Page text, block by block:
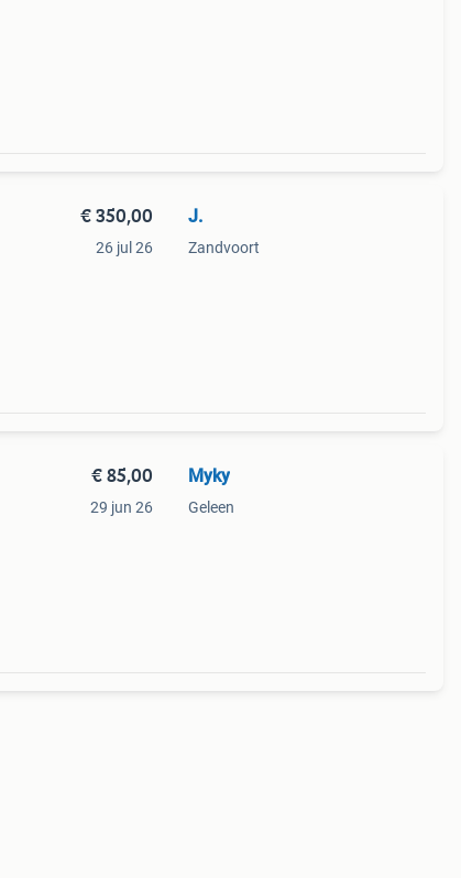
€ 350,00
26 jul 26
J.
Zandvoort
€ 85,00
29 jun 26
Myky
Geleen